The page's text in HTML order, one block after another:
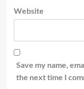
Website
Save my name,
the next time I